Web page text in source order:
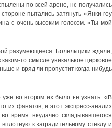
по всей арене, не получались
пытались затянуть «Янки гоу
с очень высоким голосом. «Ты мой
разумеющееся. Болельщики ждали,
то смысле уникальное цирковое
и вряд ли пропустит когда-нибудь
уже во втором их было не узнать. «В
из фанатов, и этот экспресс-анализ
время неудачно складывавшегося
к заградительному стеклу и